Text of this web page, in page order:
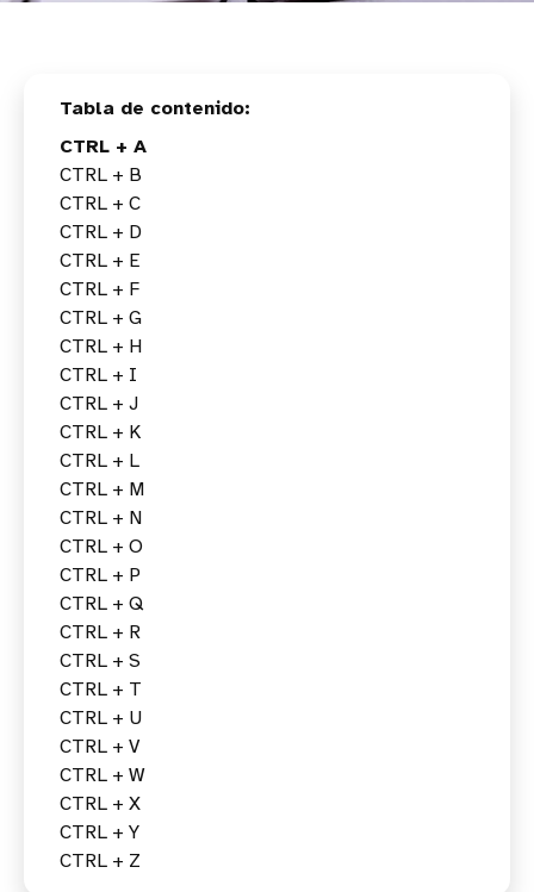
CTRL + A
CTRL + B
CTRL + C
CTRL + D
CTRL + E
CTRL + F
CTRL + G
CTRL + H
CTRL + I
CTRL + J
CTRL + K
CTRL + L
CTRL + M
CTRL + N
CTRL + O
CTRL + P
CTRL + Q
CTRL + R
CTRL + S
CTRL + T
CTRL + U
CTRL + V
CTRL + W
CTRL + X
CTRL + Y
CTRL + Z